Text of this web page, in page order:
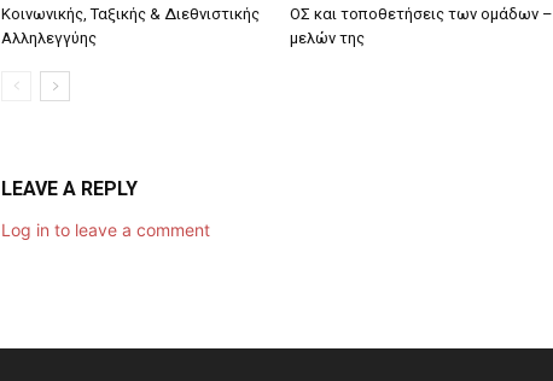
Κοινωνικής, Ταξικής & Διεθνιστικής
Αλληλεγγύης
ΟΣ και τοποθετήσεις των ομάδων –
μελών της
LEAVE A REPLY
Log in to leave a comment